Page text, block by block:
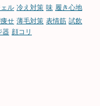
ル 冷え対策 味 履き心地
痩せ 薄毛対策 表情筋 試飲
器 顔コリ